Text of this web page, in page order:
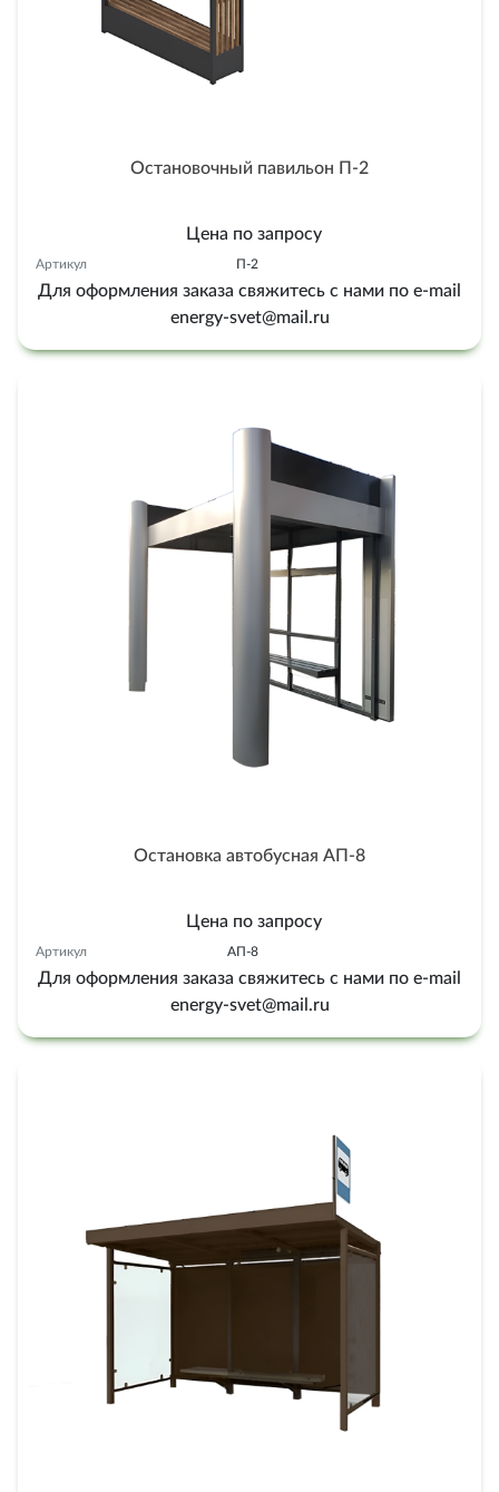
Остановочный павильон П-2
Цена по запросу
Артикул П-2
Для оформления заказа свяжитесь с нами по e-mail
energy-svet@mail.ru
Остановка автобусная АП-8
Цена по запросу
Артикул АП-8
Для оформления заказа свяжитесь с нами по e-mail
energy-svet@mail.ru